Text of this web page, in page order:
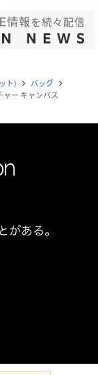
ト) navigate_next バッグ navigate_next
ャー キャンバス